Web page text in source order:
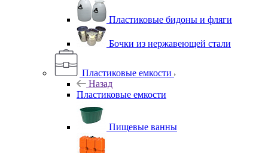
Пластиковые бидоны и фляги
Бочки из нержавеющей стали
Пластиковые емкости
Назад
Пластиковые емкости
Пищевые ванны